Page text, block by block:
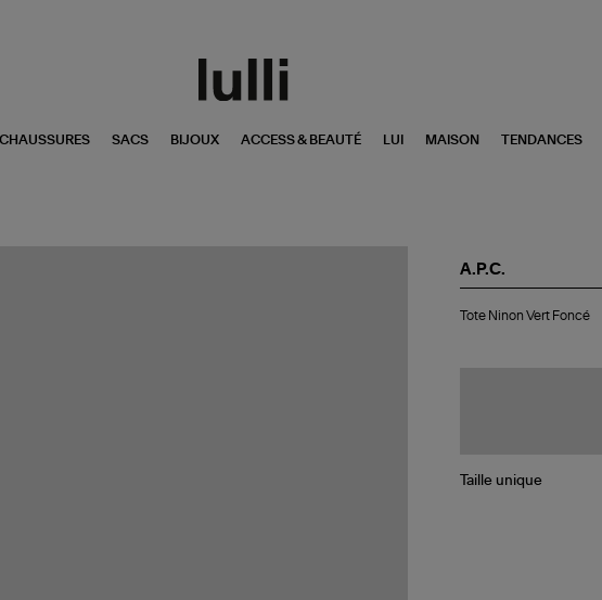
CHAUSSURES SACS BIJOUX ACCESS & BEAUTÉ LUI MAISON TENDANCES
A.P.C.
Ninon
Tote Ninon Vert Foncé
Taille unique